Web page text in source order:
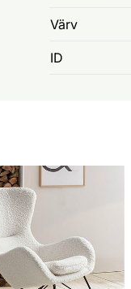
Värv
ID